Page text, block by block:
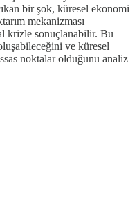
bir şok, küresel ekonomi
mekanizması
krizle sonuçlanabilir. Bu
ve küresel
noktalar olduğunu analiz